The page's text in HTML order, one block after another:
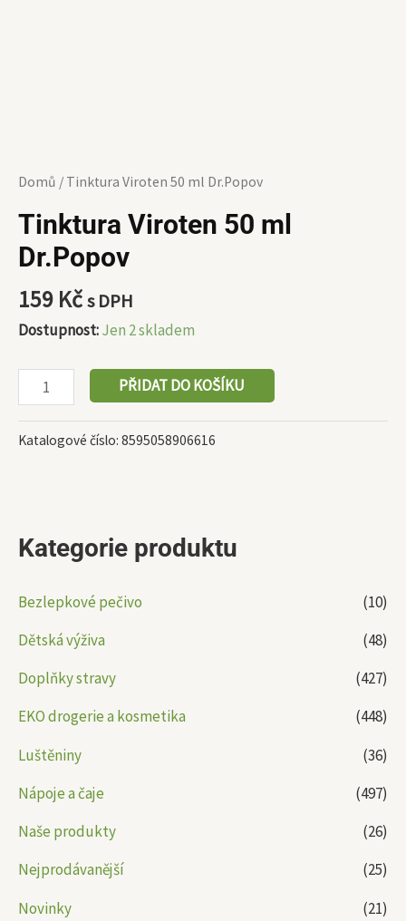
Kategorie produktu
Bezlepkové pečivo
(10)
Dětská výživa
(48)
Doplňky stravy
(427)
EKO drogerie a kosmetika
(448)
Luštěniny
(36)
Nápoje a čaje
(497)
Naše produkty
(26)
Nejprodávanější
(25)
Novinky
(21)
Domů / Tinktura Viroten 50 ml Dr.Popov
Tinktura Viroten 50 ml
Dr.Popov
159 Kčs DPH
Dostupnost:Jen 2 skladem
PŘIDAT DO KOŠÍKU
Katalogové číslo: 8595058906616